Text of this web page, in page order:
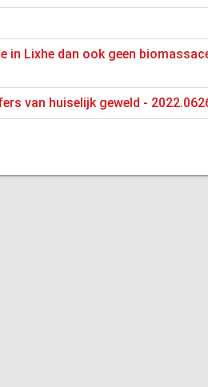
Lixhe dan ook geen
van huiselijk geweld -